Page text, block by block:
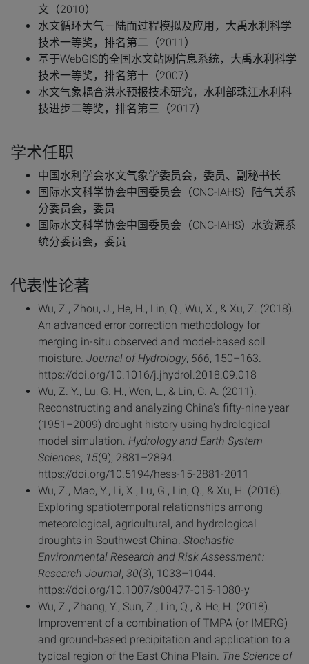
文（2010）
水文循环大气－陆面过程模拟及应用，大禹水利科学
技术一等奖，排名第二（2011）
基于WebGIS的全国水文站网信息系统，大禹水利科学
技术一等奖，排名第十（2007）
水文气象耦合洪水预报技术研究，水利部珠江水利科
技进步二等奖，排名第三（2017）
学术任职
中国水利学会水文气象学委员会，委员、副秘书长
国际水文科学协会中国委员会（CNC-IAHS）陆气关系
分委员会，委员
国际水文科学协会中国委员会（CNC-IAHS）水资源系
统分委员会，委员
代表性论著
Wu, Z., Zhou, J., He, H., Lin, Q., Wu, X., & Xu, Z. (2018).
An advanced error correction methodology for
merging in-situ observed and model-based soil
moisture. Journal of Hydrology, 566, 150–163.
https://doi.org/10.1016/j.jhydrol.2018.09.018
Wu, Z. Y., Lu, G. H., Wen, L., & Lin, C. A. (2011).
Reconstructing and analyzing China’s fifty-nine year
(1951–2009) drought history using hydrological
model simulation. Hydrology and Earth System
Sciences, 15(9), 2881–2894.
https://doi.org/10.5194/hess-15-2881-2011
Wu, Z., Mao, Y., Li, X., Lu, G., Lin, Q., & Xu, H. (2016).
Exploring spatiotemporal relationships among
meteorological, agricultural, and hydrological
droughts in Southwest China. Stochastic
Environmental Research and Risk Assessment :
Research Journal, 30(3), 1033–1044.
https://doi.org/10.1007/s00477-015-1080-y
Wu, Z., Zhang, Y., Sun, Z., Lin, Q., & He, H. (2018).
Improvement of a combination of TMPA (or IMERG)
and ground-based precipitation and application to a
typical region of the East China Plain. The Science of